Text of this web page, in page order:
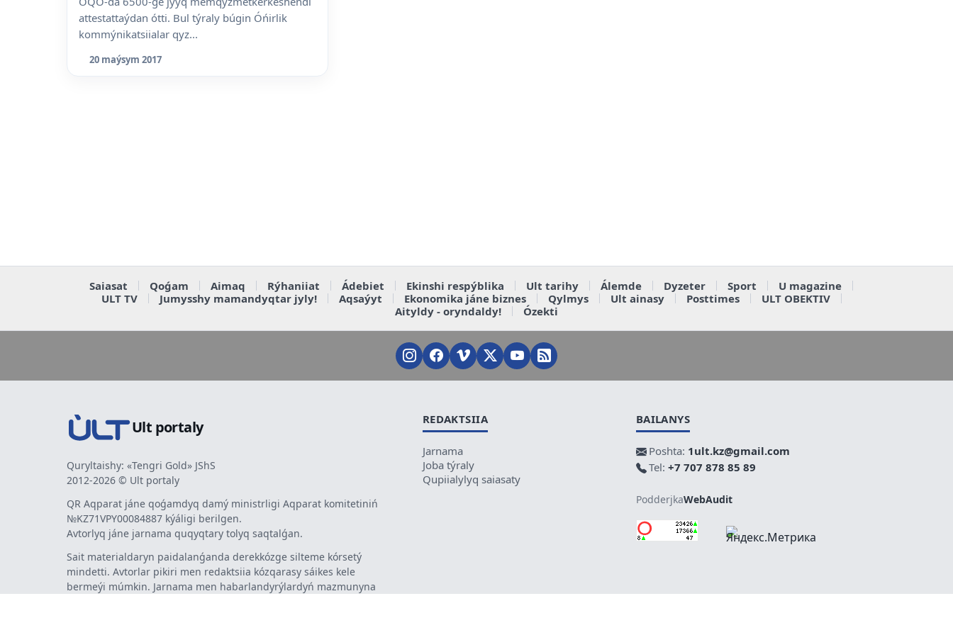
attestattaýdan ótti. Bul týraly búgin Óńirlik
kommýnikatsiialar qyz...
20 maýsym 2017
Saiasat Qoǵam Aimaq Rýhaniiat Ádebiet Ekinshi respýblika Ult tarihy Álemde Dyzeter Sport
U magazine
ULT TV
Jumysshy mamandyqtar jyly! Aqsaýyt Ekonomika jáne biznes Qylmys Ult ainasy Posttimes
ULT OBEKTIV
Aityldy - oryndaldy!
Ózekti
Ult portaly
Quryltaishy: «Tengri Gold» JShS
2012-2026 © Ult portaly
QR Aqparat jáne qoǵamdyq damý ministrligi Aqparat komitetiniń
№KZ71VPY00084887 kýáligi berilgen.
Avtorlyq jáne jarnama quqyqtary tolyq saqtalǵan.
Sait materialdaryn paidalanǵanda derekkózge silteme kórsetý
mindetti. Avtorlar pikiri men redaktsiia kózqarasy sáikes kele
bermeýi múmkin. Jarnama men habarlandyrýlardyń mazmunyna
REDAKTSIIA
Jarnama
Joba týraly
Qupiialylyq saiasaty
BAILANYS
Poshta: 1ult.kz@gmail.com
Tel: +7 707 878 85 89
PodderjkaWebAudit